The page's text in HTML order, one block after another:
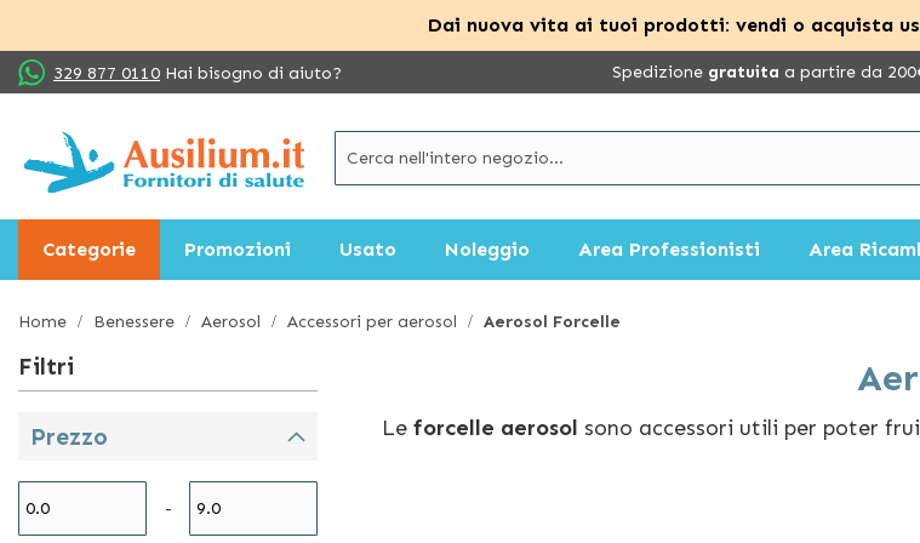
Dai nuova vita ai tuoi prodotti: vendi o acquista
Salta
al
329 877 0110 Hai bisogno di aiuto? Spedizione gratuita a partire da
Categorie Promozioni Usato Noleggio Area Professionisti Area
Home Benessere Aerosol Accessori per aerosol Aerosol Forcelle
Leforcelle aerosol sono accessori utili per poter
fastidiosa e invasiva, la sua corretta applicazione
Filtri
Prezzo
-